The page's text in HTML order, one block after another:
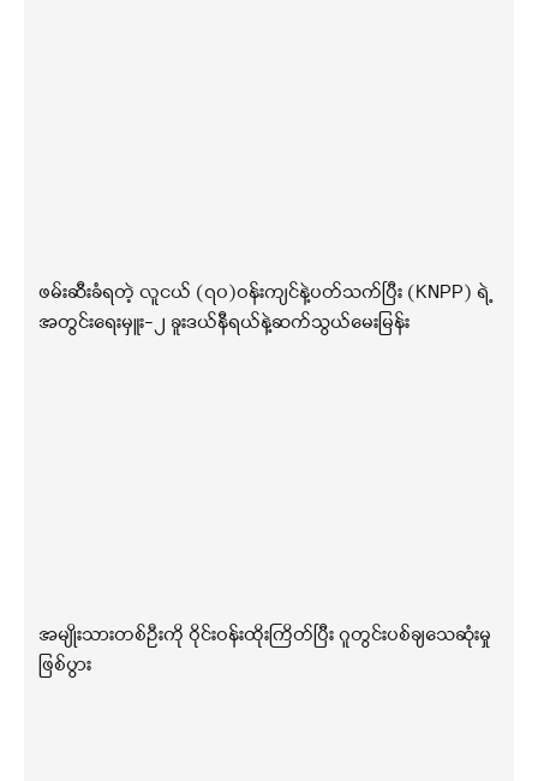
ဖမ်းဆီးခံရတဲ့ လူငယ် (၇၀)ဝန်းကျင်နဲ့ပတ်သက်ပြီး (KNPP) ရဲ့
အတွင်းရေးမှူး-၂ ခူးဒယ်နီရယ်နဲ့ဆက်သွယ်မေးမြန်း
အမျိုးသားတစ်ဦးကို ဝိုင်းဝန်းထိုးကြိတ်ပြီး ဂူတွင်းပစ်ချသေဆုံးမှု
ဖြစ်ပွား